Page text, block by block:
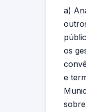
a)
os
e